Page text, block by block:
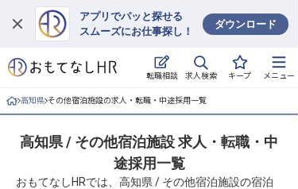
アプリでパッと探せる
スムーズにお仕事探し！
ダウンロード
転職相談 求人検索 キープ メニュー
ログイン
求人・施設を探す
就職・転職 合同説明会
高知県 その他宿泊施設の求人・転職・中途採用一覧
高知県 / その他宿泊施設 求人・転職・中
途採用一覧
おもてなしHRでは、高知県 / その他宿泊施設の宿泊